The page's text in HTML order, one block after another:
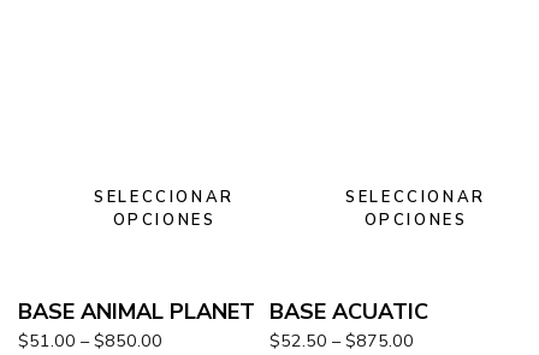
SELECCIONAR
OPCIONES
BASE ANIMAL PLANET
$51.00 – $850.00
SELECCIONAR
OPCIONES
BASE ACUATIC
$52.50 – $875.00